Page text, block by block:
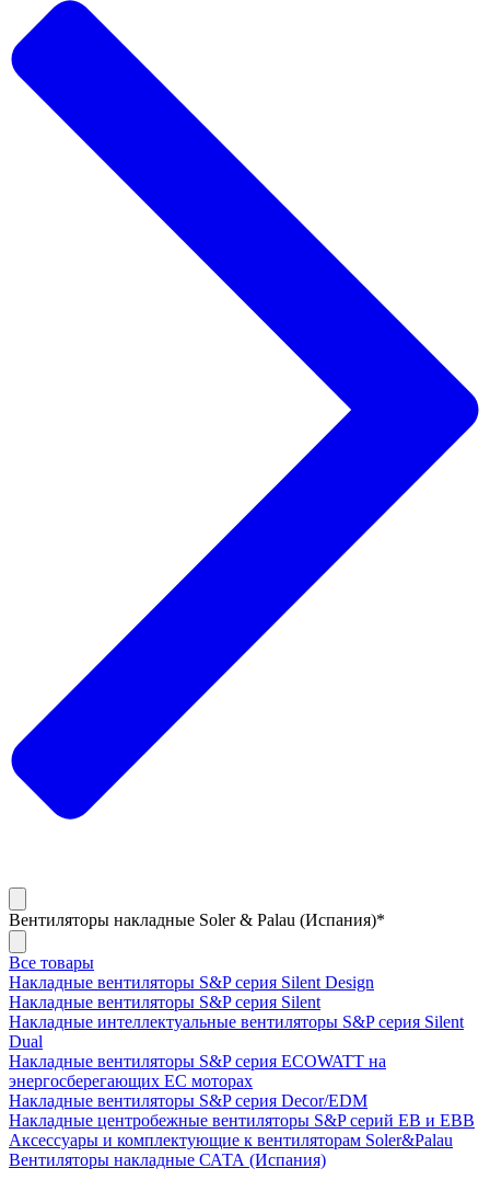
Вентиляторы накладные Soler & Palau (Испания)*
Все товары
Накладные вентиляторы S&P серия Silent Design
Накладные вентиляторы S&P серия Silent
Накладные интеллектуальные вентиляторы S&P серия Silent
Dual
Накладные вентиляторы S&P серия ECOWATT на
энергосберегающих ЕС моторах
Накладные вентиляторы S&P серия Decor/EDM
Накладные центробежные вентиляторы S&P серий EB и EBB
Аксессуары и комплектующие к вентиляторам Soler&Palau
Вентиляторы накладные САТА (Испания)